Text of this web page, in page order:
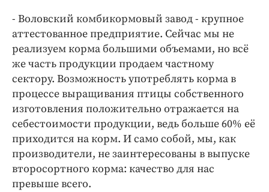
- Воловский комбикормовый завод - крупное
аттестованное предприятие. Сейчас мы не
реализуем корма большими объемами, но всё
же часть продукции продаем частному
сектору. Возможность употреблять корма в
процессе выращивания птицы собственного
изготовления положительно отражается на
себестоимости продукции, ведь больше 60% еë
приходится на корм. И само собой, мы, как
производители, не заинтересованы в выпуске
второсортного корма: качество для нас
превыше всего.